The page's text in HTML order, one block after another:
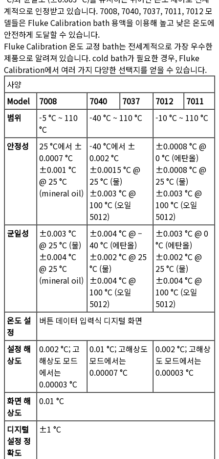
계적으로 인정받고 있습니다. 7008, 7040, 7037, 7011, 7012 모
델들은 Fluke Calibration bath 용액을 이용해 높고 낮은 온도에
안전하게 도달할 수 있습니다.
Fluke Calibration 온도 교정 bath는 전세계적으로 가장 우수한
제품으로 알려져 있습니다. cold bath가 필요한 경우, Fluke
Calibration에서 여러 가지 다양한 선택지를 얻을 수 있습니다.
사양
Model
7008 7040 7037 7012
7011
범위
-5 °C ~ 110
°C
-40 °C ~ 110 °C -10 °C ~ 110 °C
안정성
25 °C에서 ±
0.0007 °C
±0.001 °C
@ 25 °C
(mineral oil)
-40 °C에서 ±
0.002 °C
±0.0015 °C @
25 °C (물)
±0.003 °C @
100 °C (오일
5012)
±0.0008 °C @
0 °C (에탄올)
±0.0008 °C @
25 °C (물)
±0.003 °C @
100 °C (오일
5012)
균일성
±0.003 °C
@ 25 °C (물)
±0.004 °C
@ 25 °C
(mineral oil)
±0.004 °C @ –
40 °C (에탄올)
±0.002 °C @ 25
°C (물)
±0.004 °C @
100 °C (오일
5012)
±0.003 °C @ 0
°C (에탄올)
±0.002 °C @
25 °C (물)
±0.004 °C @
100 °C (오일
5012)
온도 설
정
버튼 데이터 입력식 디지털 화면
설정 해
상도
0.002 °C; 고
해상도 모드
에서는
0.00003 °C
0.01 °C; 고해상도
모드에서는
0.00007 °C
0.002 °C; 고해상
도 모드에서는
0.00003 °C
화면 해
상도
0.01 °C
디지털
설정 정
확도
±1 °C